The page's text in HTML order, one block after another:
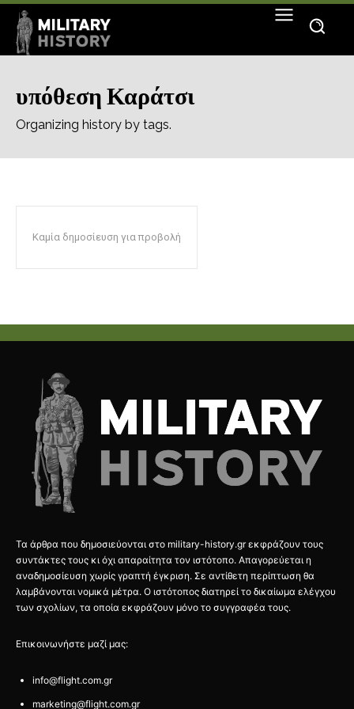
υπόθεση Καράτσι
Organizing history by tags.
Καμία δημοσίευση για προβολή
Τα άρθρα που δημοσιεύονται στο military-history.gr εκφράζουν τους
συντάκτες τους κι όχι απαραίτητα τον ιστότοπο. Απαγορεύεται η
αναδημοσίευση χωρίς γραπτή έγκριση. Σε αντίθετη περίπτωση θα
λαμβάνονται νομικά μέτρα. Ο ιστότοπος διατηρεί το δικαίωμα ελέγχου
των σχολίων, τα οποία εκφράζουν μόνο το συγγραφέα τους.
Επικοινωνήστε μαζί μας:
info@flight.com.gr
marketing@flight.com.gr